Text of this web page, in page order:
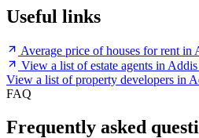
Useful links
Average price of houses for rent in
View a list of estate agents in
View a list of property developers in
FAQ
Frequently asked